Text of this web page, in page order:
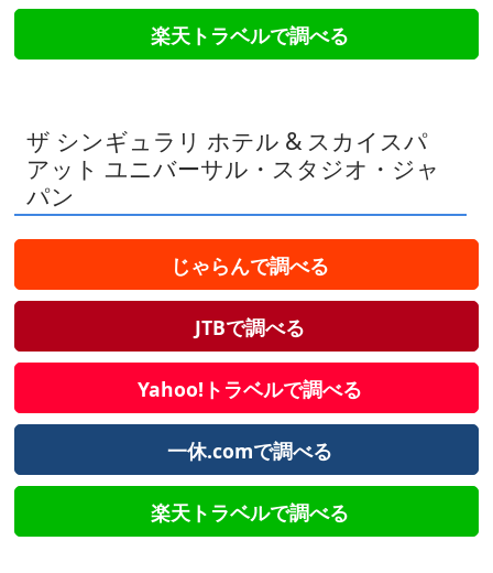
楽天トラベルで調べる
ザ シンギュラリ ホテル & スカイスパ
アット ユニバーサル・スタジオ・ジャ
パン
じゃらんで調べる
JTBで調べる
Yahoo!トラベルで調べる
一休.comで調べる
楽天トラベルで調べる